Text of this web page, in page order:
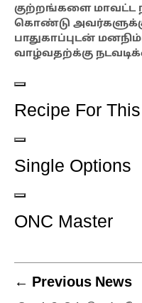
குற்றங்களை மாவட்ட
கொண்டு
பாதுகாப்புடன்
வாழ்வதற்க்கு
panel:
For
This
Posts
Recipe For
panel:
Options
Single Options
panel:
ONC Master
← Previous News